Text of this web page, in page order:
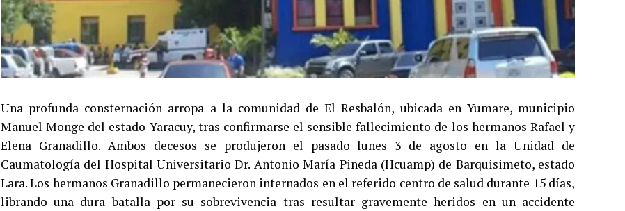
Una profunda consternación arropa a la comunidad de El Resbalón, ubicada en Yumare, municipio
Manuel Monge del estado Yaracuy, tras confirmarse el sensible fallecimiento de los hermanos Rafael y
Elena Granadillo. Ambos decesos se produjeron el pasado lunes 3 de agosto en la Unidad de
Caumatología del Hospital Universitario Dr. Antonio María Pineda (Hcuamp) de Barquisimeto, estado
Lara. Los hermanos Granadillo permanecieron internados en el referido centro de salud durante 15 días,
librando una dura batalla por su sobrevivencia tras resultar gravemente heridos en un accidente